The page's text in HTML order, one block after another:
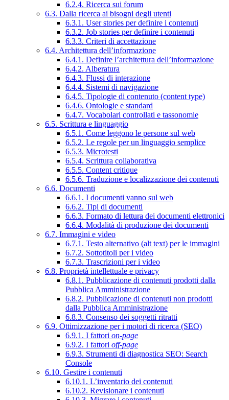
6.2.4. Ricerca sui forum
6.3. Dalla ricerca ai bisogni degli utenti
6.3.1. User stories per definire i contenuti
6.3.2. Job stories per definire i contenuti
6.3.3. Criteri di accettazione
6.4. Architettura dell’informazione
6.4.1. Definire l’architettura dell’informazione
6.4.2. Alberatura
6.4.3. Flussi di interazione
6.4.4. Sistemi di navigazione
6.4.5. Tipologie di contenuto (content type)
6.4.6. Ontologie e standard
6.4.7. Vocabolari controllati e tassonomie
6.5. Scrittura e linguaggio
6.5.1. Come leggono le persone sul web
6.5.2. Le regole per un linguaggio semplice
6.5.3. Microtesti
6.5.4. Scrittura collaborativa
6.5.5. Content critique
6.5.6. Traduzione e localizzazione dei contenuti
6.6. Documenti
6.6.1. I documenti vanno sul web
6.6.2. Tipi di documenti
6.6.3. Formato di lettura dei documenti elettronici
6.6.4. Modalità di produzione dei documenti
6.7. Immagini e video
6.7.1. Testo alternativo (alt text) per le immagini
6.7.2. Sottotitoli per i video
6.7.3. Trascrizioni per i video
6.8. Proprietà intellettuale e privacy
6.8.1. Pubblicazione di contenuti prodotti dalla
Pubblica Amministrazione
6.8.2. Pubblicazione di contenuti non prodotti
dalla Pubblica Amministrazione
6.8.3. Consenso dei soggetti ritratti
6.9. Ottimizzazione per i motori di ricerca (SEO)
6.9.1. I fattori on-page
6.9.2. I fattori off-page
6.9.3. Strumenti di diagnostica SEO: Search
Console
6.10. Gestire i contenuti
6.10.1. L’inventario dei contenuti
6.10.2. Revisionare i contenuti